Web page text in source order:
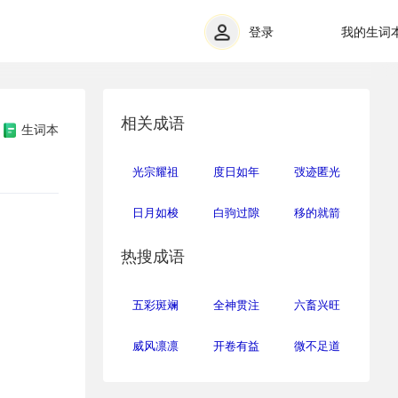
登录 我的生词
生词本 相关成语
光宗耀祖 度日如年 弢迹匿光
日月如梭 白驹过隙 移的就箭
热搜成语
五彩斑斓 全神贯注 六畜兴旺
威风凛凛 开卷有益 微不足道